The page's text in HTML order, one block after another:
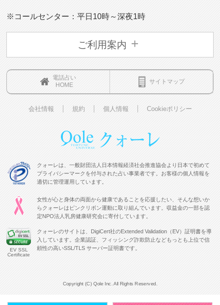
※コールセンター：平日10時～深夜1時
ご利用案内
電話占い
HOME
サイトマップ
会社情報 規約 個人情報 Cookieポリシー
クォーレは、一般財団法人日本情報経済社会推進協会より日本で初めて
プライバシーマークを付与された占い事業者です。お客様の個人情報を
適切に管理運用しています。
女性が心と身体の両面から健康であることを応援したい、そんな想いか
らクォーレはピンクリボン運動に取り組んでいます。収益金の一部を認
定NPO法人乳房健康研究会に寄付しています。
EV SSL
Certificate
クォーレのサイトは、DigiCert社のExtended Validation（EV）証明書を導
入しています。企業認証、フィッシング詐欺防止などもっとも上位で信
頼性の高いSSL/TLS サーバー証明書です。
Copyright (C) Qole Inc. All Rights Reserved.